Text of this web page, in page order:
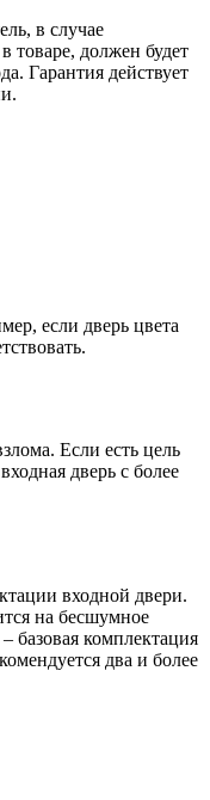
в случае
товаре, должен будет
Гарантия действует
если дверь цвета
Если есть цель
дверь с более
входной двери.
на бесшумное
базовая комплектация
два и более